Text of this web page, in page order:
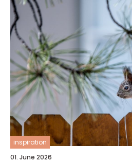
inspiration
01. June 2026